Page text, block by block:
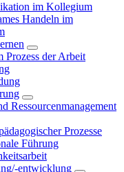
im Kollegium
Handeln im
Prozess der Arbeit
Ressourcenmanagement
Prozesse
Führung
entwicklung